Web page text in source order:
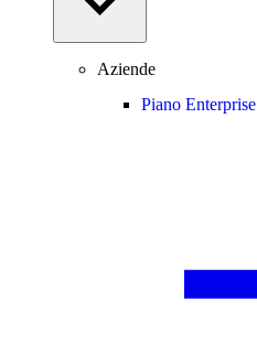
Aziende
Piano Enterprise